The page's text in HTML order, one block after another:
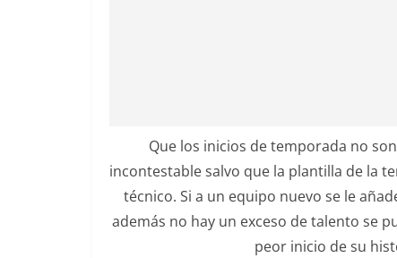
Que los inicios de temporada no
incontestable salvo que la plantilla de la
técnico. Si a un equipo nuevo se le
además no hay un exceso de talento se
peor inicio de su